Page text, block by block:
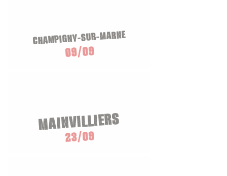
CHAMPIGNY-SUR-MARNE
09/09
MAINVILLIERS
23/09